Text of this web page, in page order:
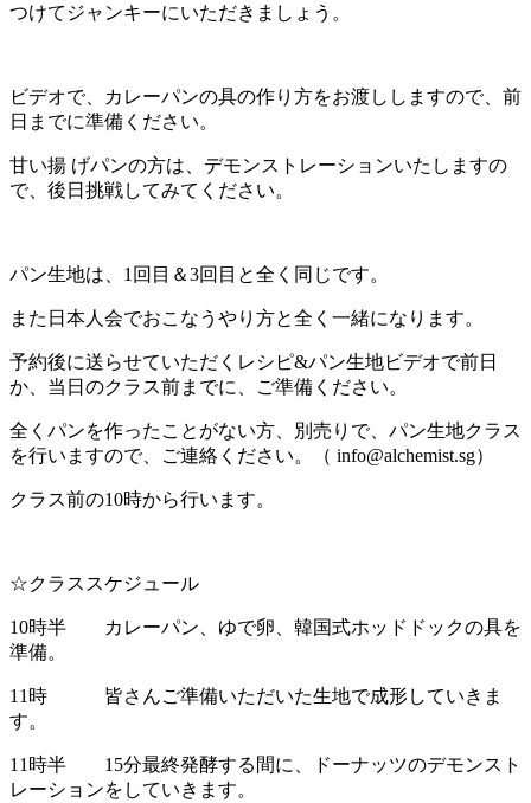
つけてジャンキーにいただきましょ う。
ビデオで、カレーパンの具の作り方をお渡ししますので、前
日までに準備ください。
甘い揚 げパンの方は、デモンストレーションいたしますの
で、後日挑戦してみてください。
パン生地は、1回目＆3回目と全く同じです。
また日本人会でおこなうやり方と全く一緒になります。
予約後に送らせていただくレシピ&パン生地ビデオで前日
か、当日のクラス前までに、ご準備ください。
全くパンを作ったことがない方、別売りで、パン生地クラス
を行いますので、ご連絡ください。（ info@alchemist.sg）
クラス前の10時から行います。
☆クラススケジュール
10時半 カレーパン、ゆで卵、韓国式ホッドドックの具を
準備。
11時 皆さんご準備いただいた生地で成形していきま
す。
11時半 15分最終発酵する間に、ドーナッツのデモンスト
レーションをしていきます。